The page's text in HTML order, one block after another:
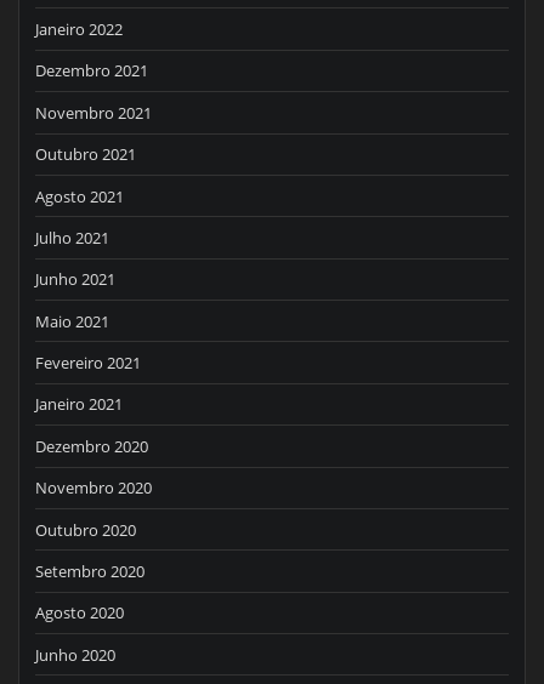
Janeiro 2022
Dezembro 2021
Novembro 2021
Outubro 2021
Agosto 2021
Julho 2021
Junho 2021
Maio 2021
Fevereiro 2021
Janeiro 2021
Dezembro 2020
Novembro 2020
Outubro 2020
Setembro 2020
Agosto 2020
Junho 2020